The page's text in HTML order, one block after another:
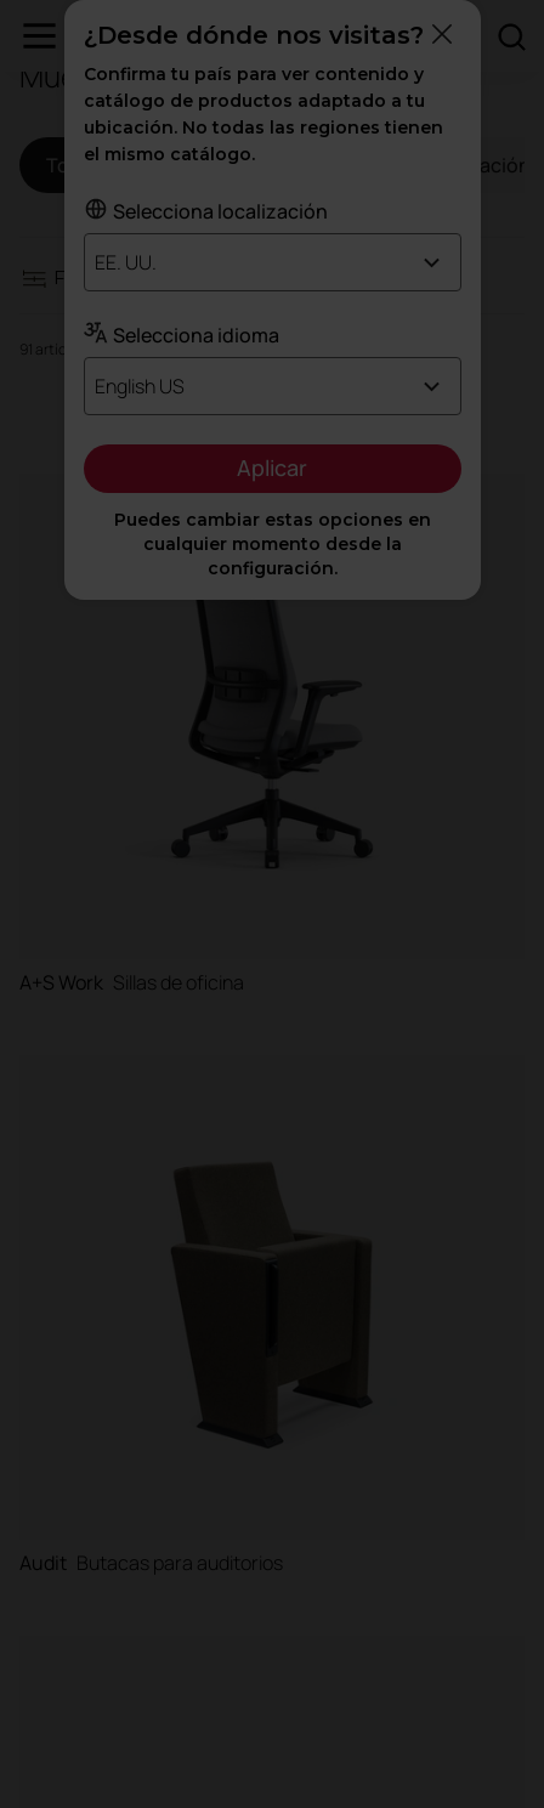
Muebles
Todo Oficinas Educación
Filtros
Filtros
Asientos
Almacenamiento y estanterías
Mostradores de recepción
Sillones y sofás
Cabinas
91 artículos
Asientos
A+S Work Sillas de oficina
Audit Butacas para auditorios
¿Desde dónde nos visitas?
Confirma tu país para ver contenido y
catálogo de productos adaptado a tu
ubicación. No todas las regiones tienen
el mismo catálogo.
Selecciona localización
EE. UU.
Selecciona idioma
English US
Aplicar
Puedes cambiar estas opciones en
cualquier momento desde la
configuración.